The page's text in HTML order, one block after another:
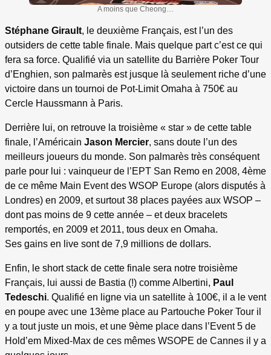
A moins que Cheong…
Stéphane Girault, le deuxième Français, est l’un des
outsiders de cette table finale. Mais quelque part c’est ce qui
fera sa force. Qualifié via un satellite du Barrière Poker Tour
d’Enghien, son palmarès est jusque là seulement riche d’une
victoire dans un tournoi de Pot-Limit Omaha à 750€ au
Cercle Haussmann à Paris.
Derrière lui, on retrouve la troisième « star » de cette table
finale, l’Américain Jason Mercier, sans doute l’un des
meilleurs joueurs du monde. Son palmarès très conséquent
parle pour lui : vainqueur de l’EPT San Remo en 2008, 4ème
de ce même Main Event des WSOP Europe (alors disputés à
Londres) en 2009, et surtout 38 places payées aux WSOP –
dont pas moins de 9 cette année – et deux bracelets
remportés, en 2009 et 2011, tous deux en Omaha.
Ses gains en live sont de 7,9 millions de dollars.
Enfin, le short stack de cette finale sera notre troisième
Français, lui aussi de Bastia (!) comme Albertini, Paul
Tedeschi. Qualifié en ligne via un satellite à 100€, il a le vent
en poupe avec une 13ème place au Partouche Poker Tour il
y a tout juste un mois, et une 9ème place dans l’Event 5 de
Hold’em Mixed-Max de ces mêmes WSOPE de Cannes il y a